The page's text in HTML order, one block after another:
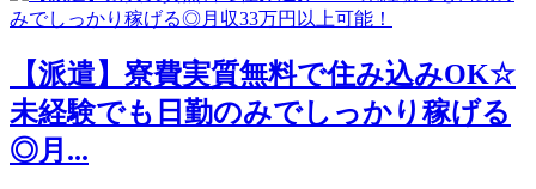
【派遣】寮費実質無料で住み込みOK☆
未経験でも日勤のみでしっかり稼げる
◎月...